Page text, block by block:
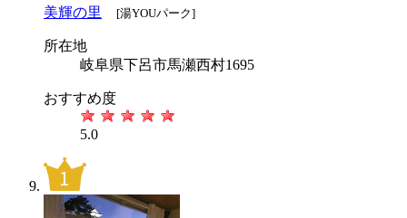
美輝の里 [湯YOUパーク]
所在地
岐阜県下呂市馬瀬西村1695
おすすめ度
5.0